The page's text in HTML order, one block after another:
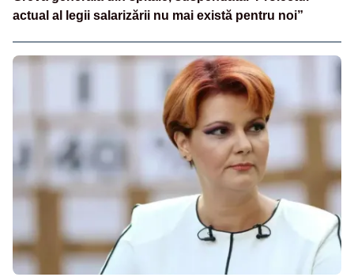
actual al legii salarizării nu mai există pentru noi”